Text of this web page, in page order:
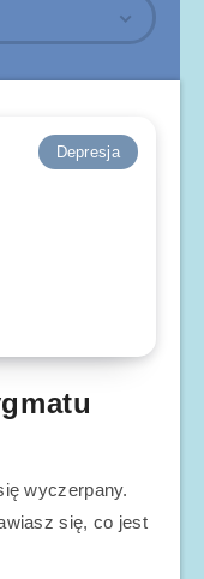
Depresja
wyczerpany.
się, co jest